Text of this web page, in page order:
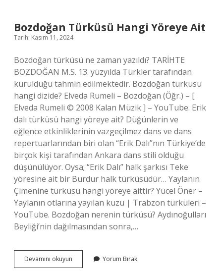
Bozdoğan Türküsü Hangi Yöreye Ait
Tarih: Kasım 11, 2024
Bozdoğan türküsü ne zaman yazıldı? TARİHTE
BOZDOĞAN M.S. 13. yüzyılda Türkler tarafından
kurulduğu tahmin edilmektedir. Bozdoğan türküsü
hangi dizide? Elveda Rumeli – Bozdoğan (Öğr.) – [
Elveda Rumeli © 2008 Kalan Müzik ] – YouTube. Erik
dalı türküsü hangi yöreye ait? Düğünlerin ve
eğlence etkinliklerinin vazgeçilmez dans ve dans
repertuarlarından biri olan “Erik Dalı”nın Türkiye’de
birçok kişi tarafından Ankara dans stili olduğu
düşünülüyor. Oysa; “Erik Dalı” halk şarkısı Teke
yöresine ait bir Burdur halk türküsüdür… Yaylanın
Çimenine türküsü hangi yöreye aittir? Yücel Öner –
Yaylanın otlarına yayılan kuzu | Trabzon türküleri –
YouTube. Bozdoğan nerenin türküsü? Aydınoğulları
Beyliği’nin dağılmasından sonra,…
Devamını okuyun Bozdoğan
Türküsü
Yorum Bırak